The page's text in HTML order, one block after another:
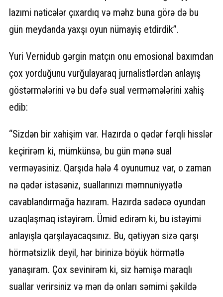
lazımi nəticələr çıxardıq və məhz buna görə də bu
gün meydanda yaxşı oyun nümayiş etdirdik”.
Yuri Vernidub gərgin matçın onu emosional baxımdan
çox yorduğunu vurğulayaraq jurnalistlərdən anlayış
göstərmələrini və bu dəfə sual verməmələrini xahiş
edib:
“Sizdən bir xahişim var. Hazırda o qədər fərqli hisslər
keçirirəm ki, mümkünsə, bu gün mənə sual
verməyəsiniz. Qarşıda hələ 4 oyunumuz var, o zaman
nə qədər istəsəniz, suallarınızı məmnuniyyətlə
cavablandırmağa hazıram. Hazırda sadəcə oyundan
uzaqlaşmaq istəyirəm. Ümid edirəm ki, bu istəyimi
anlayışla qarşılayacaqsınız. Bu, qətiyyən sizə qarşı
hörmətsizlik deyil, hər birinizə böyük hörmətlə
yanaşıram. Çox sevinirəm ki, siz həmişə maraqlı
suallar verirsiniz və mən də onları səmimi şəkildə